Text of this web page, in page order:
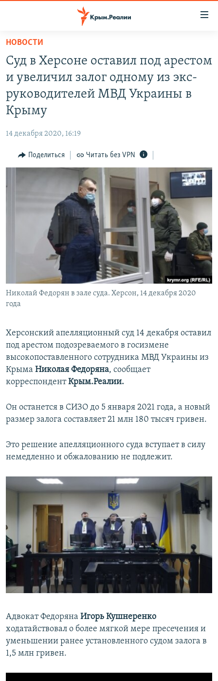
Вернуться
основному
содержанию
Вернутся
главной
Вернутся
поиску
СПЕЦПРОЕКТЫ
ВОДА
ИСТОРИЯ
ИНТЕРАКТИВ
ИНФОГРАФИКА
СОВЕТЫ ПРАВОЗАЩИТНИКОВ
ПРОПАВШИЕ БЕЗ ВЕСТИ
ПОБЕДИТЕЛЕЙ НЕ СУДЯТ?
КРЫМ.НЕПОКОРЕННЫЙ
УКРАИНСКАЯ ПРОБЛЕМА КРЫМА
РАДІО СВОБОДА
КАК ОБОЙТИ БЛОКИРОВКУ
ПРИСОЕДИНЯЙТЕСЬ!
Все сайты RFE/RL
НОВОСТИ
Суд в Херсоне оставил под арестом
и увеличил залог одному из экс-
руководителей МВД Украины в
Крыму
14 декабря 2020, 16:19
Поделиться Читать без VPN
Николай Федорян в зале суда. Херсон, 14 декабря 2020
года
Херсонский апелляционный суд 14 декабря оставил
под арестом подозреваемого в госизмене
высокопоставленного сотрудника МВД Украины из
Крыма Николая Федоряна, сообщает
корреспондентКрым.Реалии.
Он останется в СИЗО до 5 января 2021 года, а новый
размер залога составляет 21 млн 180 тысяч гривен.
Это решение апелляционного суда вступает в силу
немедленно и обжалованию не подлежит.
Адвокат Федоряна Игорь Кушнеренко
ходатайствовал о более мягкой мере пресечения и
уменьшении ранее установленного судом залога в
1,5 млн гривен.